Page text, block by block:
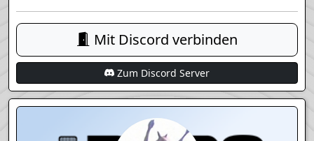
Mit Discord verbinden
Zum Discord Server